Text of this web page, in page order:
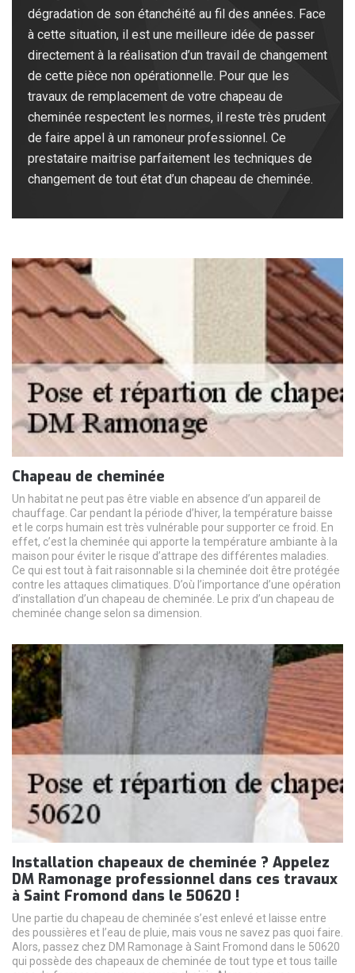
dégradation de son étanchéité au fil des années. Face
à cette situation, il est une meilleure idée de passer
directement à la réalisation d’un travail de changement
de cette pièce non opérationnelle. Pour que les
travaux de remplacement de votre chapeau de
cheminée respectent les normes, il reste très prudent
de faire appel à un ramoneur professionnel. Ce
prestataire maitrise parfaitement les techniques de
changement de tout état d’un chapeau de cheminée.
Chapeau de cheminée
Un habitat ne peut pas être viable en absence d’un appareil de
chauffage. Car pendant la période d’hiver, la température baisse
et le corps humain est très vulnérable pour supporter ce froid. En
effet, c’est la cheminée qui apporte la température ambiante à la
maison pour éviter le risque d’attrape des différentes maladies.
Ce qui est tout à fait raisonnable si la cheminée doit être protégée
contre les attaques climatiques. D’où l’importance d’une opération
d’installation d’un chapeau de cheminée. Le prix d’un chapeau de
cheminée change selon sa dimension.
Installation chapeaux de cheminée ? Appelez
DM Ramonage professionnel dans ces travaux
à Saint Fromond dans le 50620 !
Une partie du chapeau de cheminée s’est enlevé et laisse entre
des poussières et l’eau de pluie, mais vous ne savez pas quoi faire.
Alors, passez chez DM Ramonage à Saint Fromond dans le 50620
qui possède des chapeaux de cheminée de tout type et tous taille